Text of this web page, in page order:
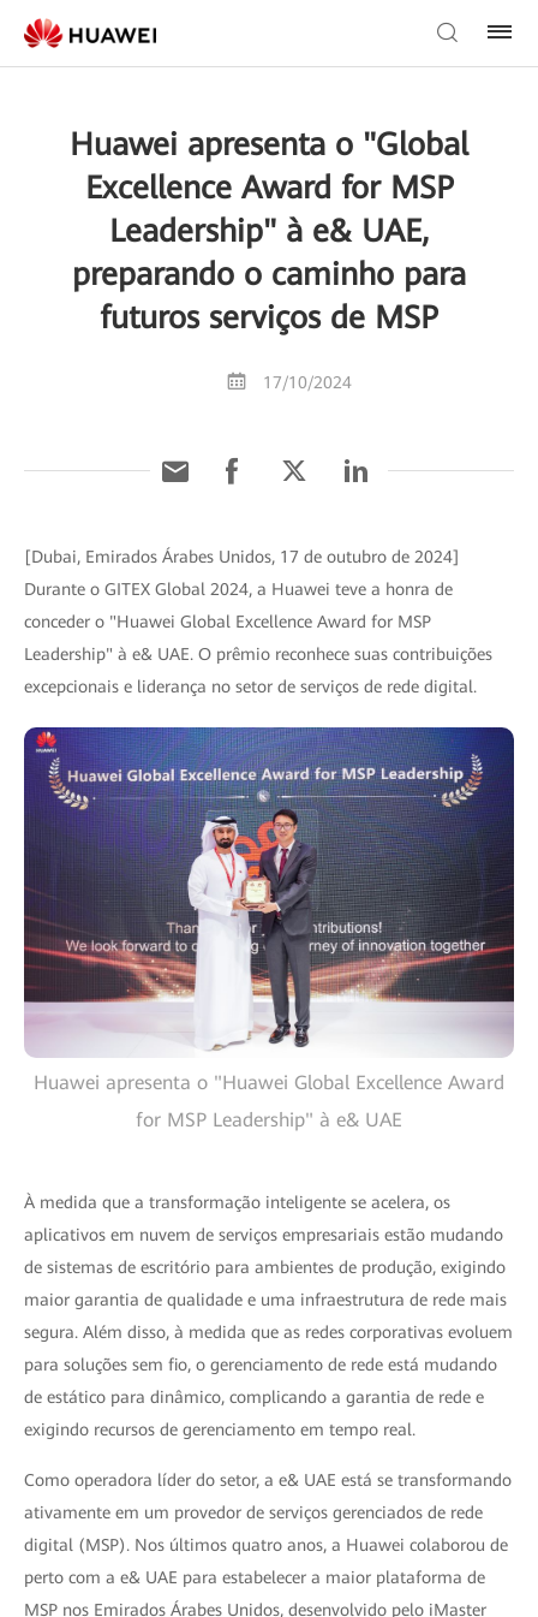
Huawei apresenta o "Global
Excellence Award for MSP
Leadership" à e& UAE,
preparando o caminho para
futuros serviços de MSP
17/10/2024
[Dubai, Emirados Árabes Unidos, 17 de outubro de 2024]
Durante o GITEX Global 2024, a Huawei teve a honra de
conceder o "Huawei Global Excellence Award for MSP
Leadership" à e& UAE. O prêmio reconhece suas contribuições
excepcionais e liderança no setor de serviços de rede digital.
Huawei apresenta o "Huawei Global Excellence Award
for MSP Leadership" à e& UAE
À medida que a transformação inteligente se acelera, os
aplicativos em nuvem de serviços empresariais estão mudando
de sistemas de escritório para ambientes de produção, exigindo
maior garantia de qualidade e uma infraestrutura de rede mais
segura. Além disso, à medida que as redes corporativas evoluem
para soluções sem fio, o gerenciamento de rede está mudando
de estático para dinâmico, complicando a garantia de rede e
exigindo recursos de gerenciamento em tempo real.
Como operadora líder do setor, a e& UAE está se transformando
ativamente em um provedor de serviços gerenciados de rede
digital (MSP). Nos últimos quatro anos, a Huawei colaborou de
perto com a e& UAE para estabelecer a maior plataforma de
MSP nos Emirados Árabes Unidos, desenvolvido pelo iMaster